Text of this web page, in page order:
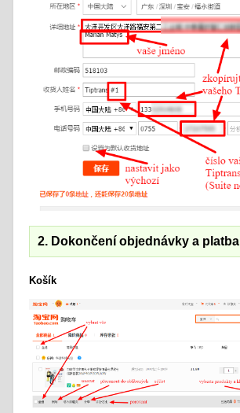
2. Dokončení objednávky a platba
Košík